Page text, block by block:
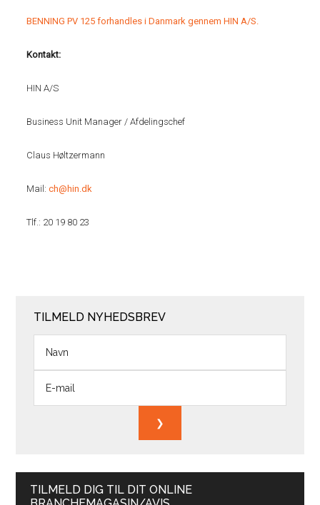
BENNING PV 125 forhandles i Danmark gennem HIN A/S.
Kontakt:
HIN A/S
Business Unit Manager / Afdelingschef
Claus Høltzermann
Mail:ch@hin.dk
Tlf.: 20 19 80 23
TILMELD NYHEDSBREV
TILMELD DIG TIL DIT ONLINE